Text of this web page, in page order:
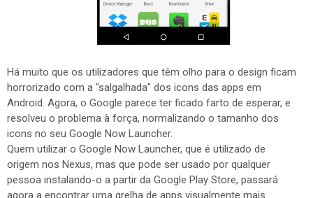
Há muito que os utilizadores que têm olho para o design ficam
horrorizado com a "salgalhada" dos icons das apps em
Android. Agora, o Google parece ter ficado farto de esperar, e
resolveu o problema à força, normalizando o tamanho dos
icons no seu Google Now Launcher.
Quem utilizar o Google Now Launcher, que é utilizado de
origem nos Nexus, mas que pode ser usado por qualquer
pessoa instalando-o a partir da Google Play Store, passará
agora a encontrar uma grelha de apps visualmente mais